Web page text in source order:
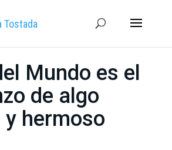
Mundo es el
de algo
y hermoso